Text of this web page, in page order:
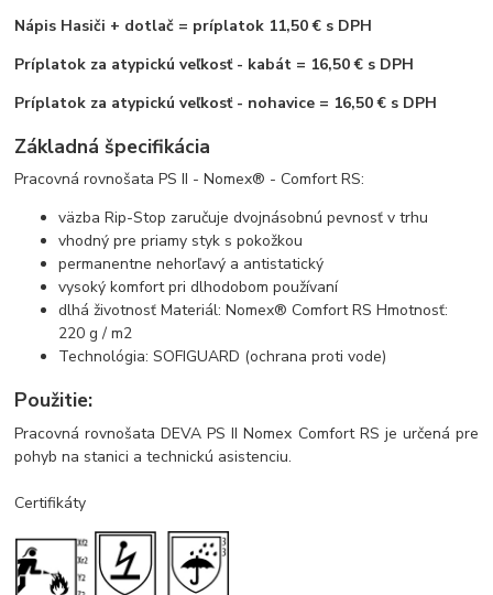
Nápis Hasiči + dotlač = príplatok 11,50 € s DPH
Príplatok za atypickú veľkosť - kabát = 16,50 € s DPH
Príplatok za atypickú veľkosť - nohavice = 16,50 € s DPH
Základná špecifikácia
Pracovná rovnošata PS II - Nomex® - Comfort RS:
väzba Rip-Stop zaručuje dvojnásobnú pevnosť v trhu
vhodný pre priamy styk s pokožkou
permanentne nehorľavý a antistatický
vysoký komfort pri dlhodobom používaní
dlhá životnosť Materiál: Nomex® Comfort RS Hmotnosť:
220 g / m2
Technológia: SOFIGUARD (ochrana proti vode)
Použitie:
Pracovná rovnošata DEVA PS II Nomex Comfort RS je určená pre
pohyb na stanici a technickú asistenciu.
Certifikáty